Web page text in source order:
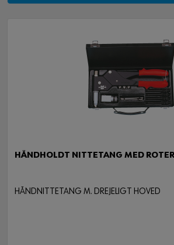
HÅNDHOLDT NITTETANG MED
HÅNDNITTETANG M. DREJELIGT HOVED